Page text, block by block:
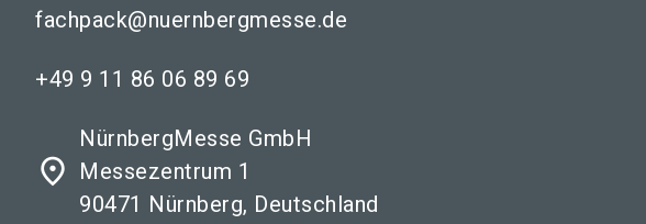
fachpack@nuernbergmesse.de
+49 9 11 86 06 89 69
place
NürnbergMesse GmbH
Messezentrum 1
90471 Nürnberg, Deutschland